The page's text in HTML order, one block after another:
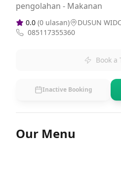
pengolahan - Makanan
0.0 (0 ulasan)
DUSUN
085117355360
Book a
Inactive Booking
Our Menu